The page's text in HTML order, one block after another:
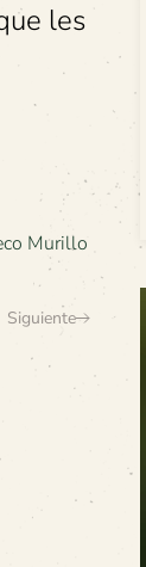
les
Murillo
Siguiente